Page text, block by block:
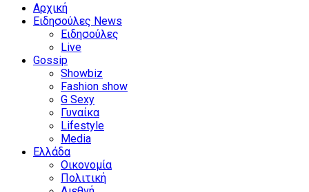
Αρχική
Ειδησούλες News
Ειδησούλες
Live
Gossip
Showbiz
Fashion show
G Sexy
Γυναίκα
Lifestyle
Media
Ελλάδα
Οικονομία
Πολιτική